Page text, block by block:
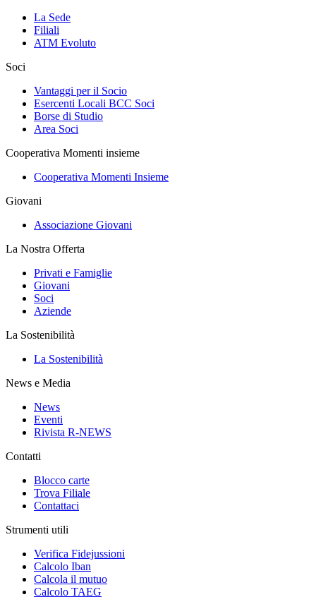
La Sede
Filiali
ATM Evoluto
Soci
Vantaggi per il Socio
Esercenti Locali BCC Soci
Borse di Studio
Area Soci
Cooperativa Momenti insieme
Cooperativa Momenti Insieme
Giovani
Associazione Giovani
La Nostra Offerta
Privati e Famiglie
Giovani
Soci
Aziende
La Sostenibilità
La Sostenibilità
News e Media
News
Eventi
Rivista R-NEWS
Contatti
Blocco carte
Trova Filiale
Contattaci
Strumenti utili
Verifica Fidejussioni
Calcolo Iban
Calcola il mutuo
Calcolo TAEG